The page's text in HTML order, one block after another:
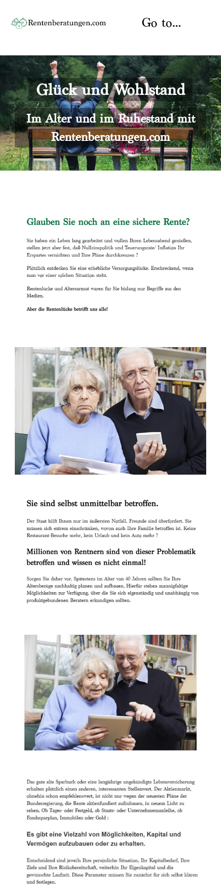
content
Go to...
Startseite
Rente
Rentenberater
Rentenversicherung
Versicherungsberatung
Über uns
Kontakt
Glück und Wohlstand
Im Alter und im Ruhestand mit
Rentenberatungen.com